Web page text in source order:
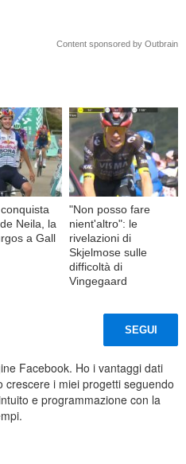
Content sponsored by Outbrain
Neila, la
a Gall
"Non posso fare
nient'altro": le
rivelazioni di
Skjelmose sulle
difficoltà di
Vingegaard
SEGUI
Facebook. Ho i vantaggi dati
i miei progetti seguendo
e programmazione con la